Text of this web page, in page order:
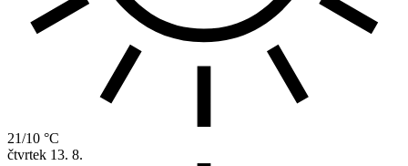
21/10 °C
čtvrtek 13. 8.